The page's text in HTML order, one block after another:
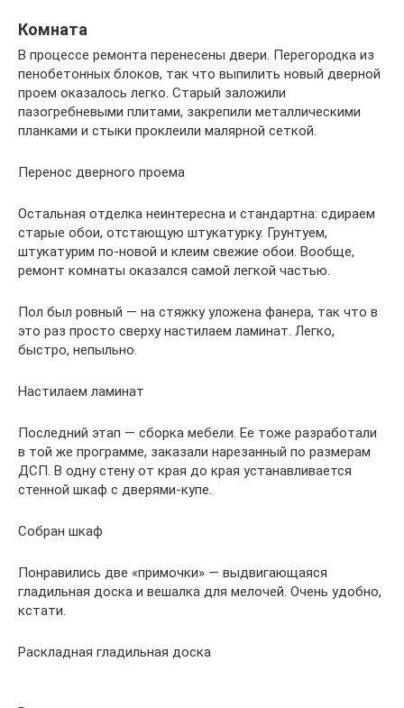
Комната
В процессе ремонта перенесены двери. Перегородка из
пенобетонных блоков, так что выпилить новый дверной
проем оказалось легко. Старый заложили
пазогребневыми плитами, закрепили металлическими
планками и стыки проклеили малярной сеткой.
Перенос дверного проема
Остальная отделка неинтересна и стандартна: сдираем
старые обои, отстающую штукатурку. Грунтуем,
штукатурим по-новой и клеим свежие обои. Вообще,
ремонт комнаты оказался самой легкой частью.
Пол был ровный — на стяжку уложена фанера, так что в
это раз просто сверху настилаем ламинат. Легко,
быстро, непыльно.
Настилаем ламинат
Последний этап — сборка мебели. Ее тоже разработали
в той же программе, заказали нарезанный по размерам
ДСП. В одну стену от края до края устанавливается
стенной шкаф с дверями-купе.
Собран шкаф
Понравились две «примочки» — выдвигающаяся
гладильная доска и вешалка для мелочей. Очень удобно,
кстати.
Раскладная гладильная доска